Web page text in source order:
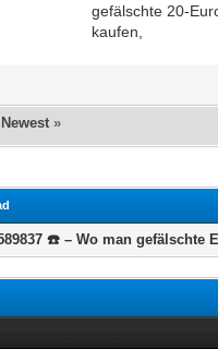
gefälschte 20-
kaufen,
»
☎️ – Wo man gefälschte